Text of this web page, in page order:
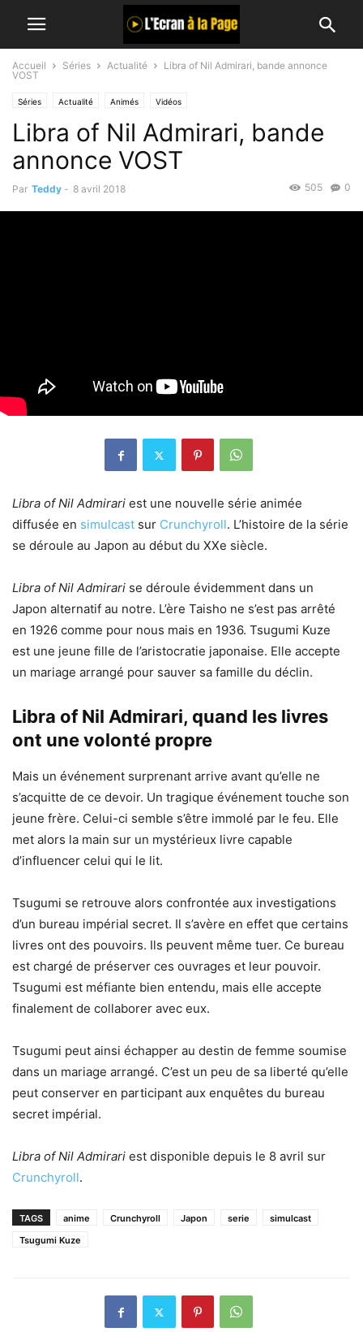
Accueil Séries Actualité
Libra of Nil Admirari, bande annonce
VOST
Séries Actualité Animés Vidéos
Libra of Nil Admirari, bande
annonce VOST
Par Teddy - 8 avril 2018 0
505
Libra of Nil Admirari est une nouvelle série animée
diffusée en simulcast sur Crunchyroll. L’histoire de la série
se déroule au Japon au début du XXe siècle.
Libra of Nil Admirari se déroule évidemment dans un
Japon alternatif au notre. L’ère Taisho ne s’est pas arrêté
en 1926 comme pour nous mais en 1936. Tsugumi Kuze
est une jeune fille de l’aristocratie japonaise. Elle accepte
un mariage arrangé pour sauver sa famille du déclin.
Libra of Nil Admirari, quand les livres
ont une volonté propre
Mais un événement surprenant arrive avant qu’elle ne
s’acquitte de ce devoir. Un tragique événement touche son
jeune frère. Celui-ci semble s’être immolé par le feu. Elle
met alors la main sur un mystérieux livre capable
d’influencer celui qui le lit.
Tsugumi se retrouve alors confrontée aux investigations
d’un bureau impérial secret. Il s’avère en effet que certains
livres ont des pouvoirs. Ils peuvent même tuer. Ce bureau
est chargé de préserver ces ouvrages et leur pouvoir.
Tsugumi est méfiante bien entendu, mais elle accepte
finalement de collaborer avec eux.
Tsugumi peut ainsi échapper au destin de femme soumise
dans un mariage arrangé. C’est un peu de sa liberté qu’elle
peut conserver en participant aux enquêtes du bureau
secret impérial.
Libra of Nil Admirari est disponible depuis le 8 avril sur
Crunchyroll.
TAGS anime Crunchyroll Japon serie
simulcast
Tsugumi Kuze